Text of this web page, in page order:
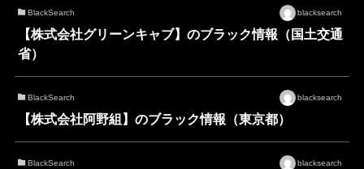
BlackSearch blacksearch
【株式会社グリーンキャブ】のブラック情報（国土交通
省）
BlackSearch blacksearch
【株式会社阿野組】のブラック情報（東京都）
BlackSearch blacksearch